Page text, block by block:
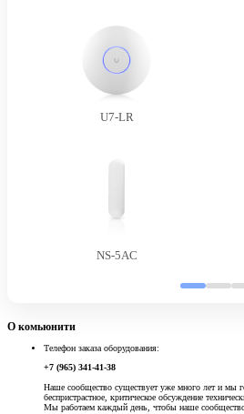
U7-LR
NS-5AC
О комьюнити
Телефон заказа оборудования:
+7 (965) 341-41-38
Наше сообщество существует уже много лет и мы
беспристрастное, критическое обсуждение
Мы работаем каждый день, чтобы наше